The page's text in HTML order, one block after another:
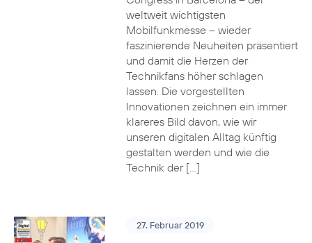
weltweit wichtigsten
Mobilfunkmesse – wieder
faszinierende Neuheiten präsentiert
und damit die Herzen der
Technikfans höher schlagen
lassen. Die vorgestellten
Innovationen zeichnen ein immer
klareres Bild davon, wie wir
unseren digitalen Alltag künftig
gestalten werden und wie die
Technik der […]
27. Februar 2019